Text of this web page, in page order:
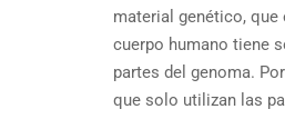
material genético, que
cuerpo humano tiene
partes del genoma.
que solo utilizan las